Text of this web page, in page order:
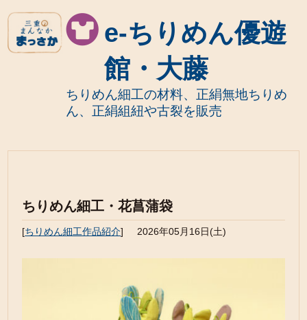
e-ちりめん優遊
館・大藤
ちりめん細工の材料、正絹無地ちりめ
ん、正絹組紐や古裂を販売
ちりめん細工・花菖蒲袋
[ちりめん細工作品紹介] 2026年05月16日(土)